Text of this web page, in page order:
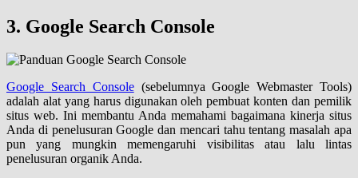
3. Google Search Console
Google Search Console(sebelumnya Google Webmaster Tools)
adalah alat yang harus digunakan oleh pembuat konten dan pemilik
situs web. Ini membantu Anda memahami bagaimana kinerja situs
Anda di penelusuran Google dan mencari tahu tentang masalah apa
pun yang mungkin memengaruhi visibilitas atau lalu lintas
penelusuran organik Anda.